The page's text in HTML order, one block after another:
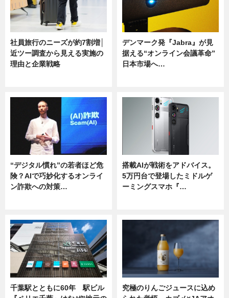
社員旅行のニーズが約7割増│
近ツー調査から見える実施の
理由と企業戦略
デンマーク発『Jabra』が見
据える“オンライン会議革命”
日本市場へ…
“デジタル慣れ”の若者ほど危
険？AIで巧妙化するオンライ
ン詐欺への対策…
搭載AIが戦術をアドバイス。
5万円台で登場したミドルゲ
ーミングスマホ『…
千葉駅とともに60年 駅ビル
究極のりんごジュースに込め